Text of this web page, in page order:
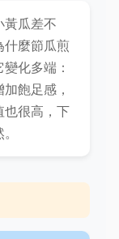
黃瓜差不
什麼節瓜煎
化多端：
飽足感，
也很高，下